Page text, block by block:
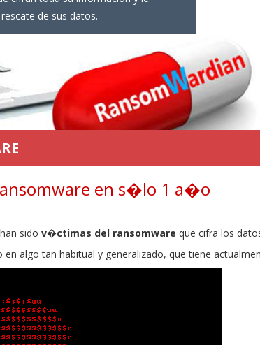
de sus datos.
en s�lo 1 a�o
sido v�ctimas del ransomware que cifra los
algo tan habitual y generalizado, que tiene